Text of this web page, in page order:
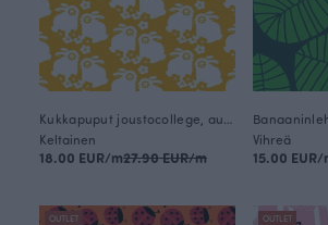
Keltainen
18.00 EUR/m27.90 EUR/m
Vihreä
15.00 EUR/
OUTLET OUTLET